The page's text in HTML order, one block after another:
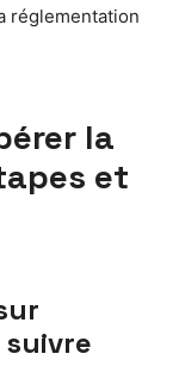
réglementation
la
et
suivre